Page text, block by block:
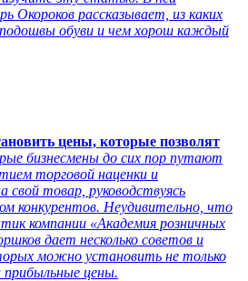
Окороков рассказывает, из каких
обуви и чем хорош каждый
цены, которые позволят
бизнесмены до сих пор путают
торговой наценки и
товар, руководствуясь
конкурентов. Неудивительно, что
компании «Академия розничных
дает несколько советов и
можно установить не только
прибыльные цены.